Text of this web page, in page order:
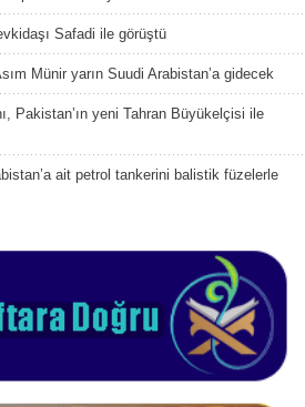
Safadi ile görüştü
Münir yarın Suudi Arabistan’a gidecek
Pakistan’ın yeni Tahran Büyükelçisi ile
ait petrol tankerini balistik füzelerle